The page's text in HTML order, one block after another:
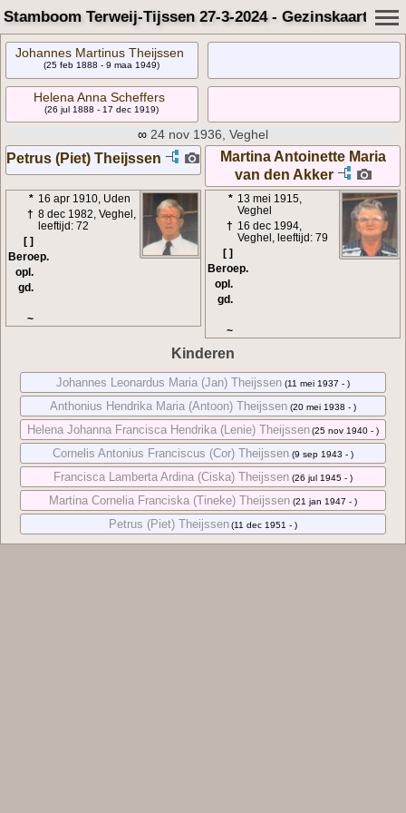
Stamboom Terweij-Tijssen 27-3-2024 - Gezinskaart
Johannes Martinus Theijssen
(25 feb 1888 - 9 maa 1949)
Helena Anna Scheffers
(26 jul 1888 - 17 dec 1919)
∞ 24 nov 1936, Veghel
Petrus (Piet) Theijssen
Martina Antoinette Maria
van den Akker
* 16 apr 1910, Uden
† 8 dec 1982, Veghel,
leeftijd: 72
[ ]
Beroep.
opl.
gd.
~
* 13 mei 1915,
Veghel
† 16 dec 1994,
Veghel, leeftijd: 79
[ ]
Beroep.
opl.
gd.
~
Kinderen
Johannes Leonardus Maria (Jan) Theijssen (11 mei 1937 - )
Anthonius Hendrika Maria (Antoon) Theijssen (20 mei 1938 - )
Helena Johanna Francisca Hendrika (Lenie) Theijssen(25 nov 1940 - )
Cornelis Antonius Franciscus (Cor) Theijssen (9 sep 1943 - )
Francisca Lamberta Ardina (Ciska) Theijssen (26 jul 1945 - )
Martina Cornelia Franciska (Tineke) Theijssen (21 jan 1947 - )
Petrus (Piet) Theijssen(11 dec 1951 - )